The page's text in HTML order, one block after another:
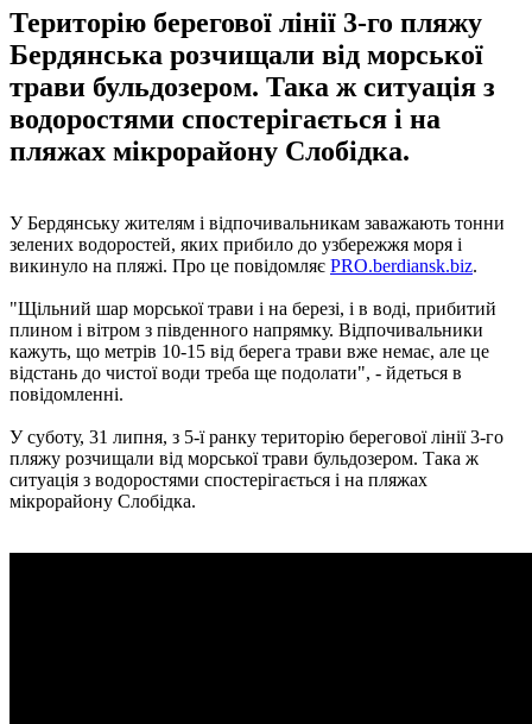
Територію берегової лінії 3-го пляжу
Бердянська розчищали від морської
трави бульдозером. Така ж ситуація з
водоростями спостерігається і на
пляжах мікрорайону Слобідка.
У Бердянську жителям і відпочивальникам заважають тонни
зелених водоростей, яких прибило до узбережжя моря і
викинуло на пляжі. Про це повідомляє PRO.berdiansk.biz.
"Щільний шар морської трави і на березі, і в воді, прибитий
плином і вітром з південного напрямку. Відпочивальники
кажуть, що метрів 10-15 від берега трави вже немає, але це
відстань до чистої води треба ще подолати", - йдеться в
повідомленні.
У суботу, 31 липня, з 5-ї ранку територію берегової лінії 3-го
пляжу розчищали від морської трави бульдозером. Така ж
ситуація з водоростями спостерігається і на пляжах
мікрорайону Слобідка.